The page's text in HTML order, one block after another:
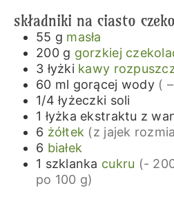
składniki na ciasto
55 g masła
200 g gorzkiej
3 łyżki kawy
60 ml gorącej wody (
1/4 łyżeczki soli
1 łyżka ekstraktu z
6 żółtek (z jajek
6 białek
1 szklanka cukru (-
po 100 g)